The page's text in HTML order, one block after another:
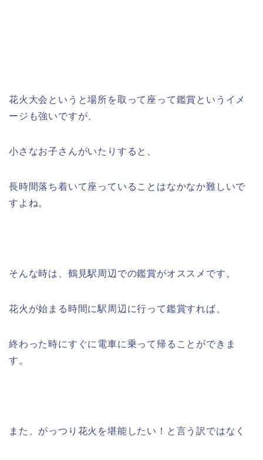
花火大会というと場所を取って座って鑑賞というイメ
ージも強いですが、
小さなお子さんがいたりすると、
長時間落ち着いて座っていることはなかなか難しいで
すよね。
そんな時は、鶴見駅周辺での鑑賞がオススメです。
花火が始まる時間に駅周辺に行って鑑賞すれば、
終わった時にすぐに電車に乗って帰ることができま
す。
また、がっつり花火を堪能したい！と言う訳ではなく